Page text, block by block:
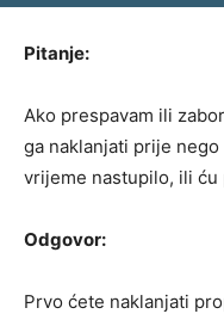
Pitanje:
Ako prespavam ili
ga naklanjati prije
vrijeme nastupilo, ili
Odgovor:
Prvo ćete naklanjati